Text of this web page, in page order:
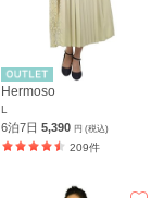
Hermoso
L
6泊7日5,390円 (税込)
209件